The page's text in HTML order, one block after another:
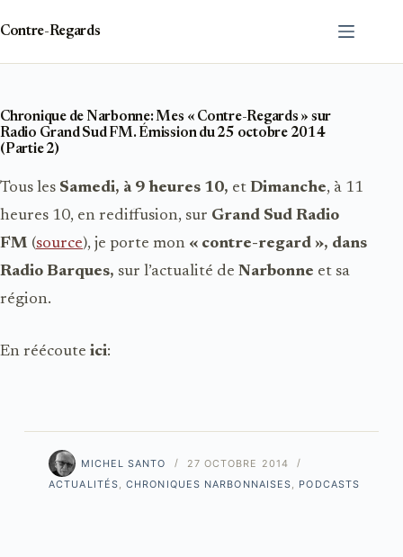
contenu
Contre-Regards
Chronique de Narbonne: Mes « Contre-Regards » sur
Radio Grand Sud FM. Émission du 25 octobre 2014
(Partie 2)
Tous les Samedi, à 9 heures 10, et Dimanche, à 11
heures 10, en rediffusion, sur Grand Sud Radio
FM (source), je porte mon « contre-regard », dans
Radio Barques, sur l’actualité de Narbonne et sa
région.
En réécoute ici:
MICHEL SANTO
27 OCTOBRE 2014
ACTUALITÉS,CHRONIQUES NARBONNAISES, PODCASTS